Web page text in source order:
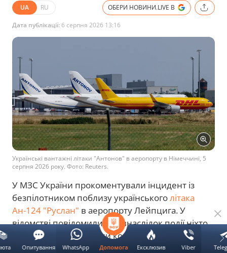
UA RU ОБЕРИ НОВИНИ.LIVE В
Дата публікації: 6 серпня 2026 13:16
Українські вантажні літаки "Антонов" в аеропорту в Німеччині, 5
серпня 2026 року. Фото: Reuters.
У МЗС України прокоментували інцидент із
безпілотником поблизу українськоголітака
Ан-124 "Руслан" в аеропорту Лейпцига. У
відомстві повідомили, що внаслідок події ніхто
не постраждав, а літаки компанії "Антонов" не
зазнали пошкоджень. Розслідування проводять
Допомога Ексклюзив Viber
Опитування WhatsApp